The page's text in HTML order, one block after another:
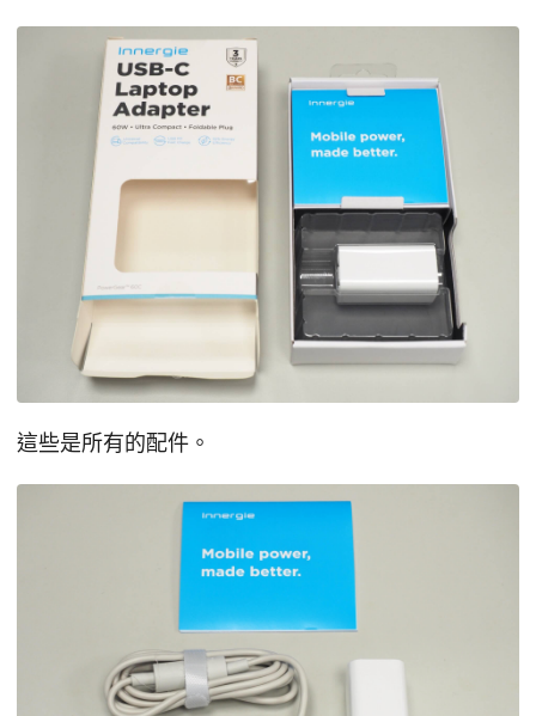
這些是所有的配件。